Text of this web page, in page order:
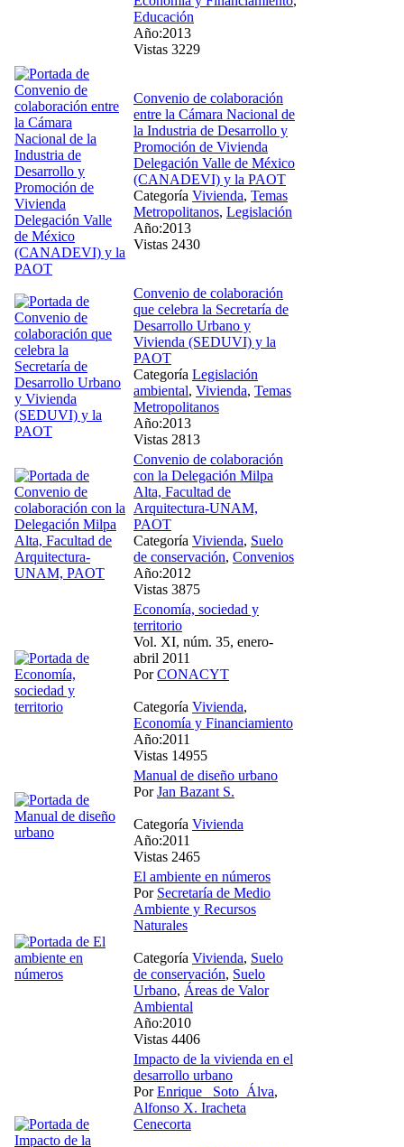
Educación
Año:2013
Vistas 3229
Convenio de colaboración
entre la Cámara Nacional de
la Industria de Desarrollo y
Promoción de Vivienda
Delegación Valle de México
(CANADEVI) y la PAOT
Categoría Vivienda, Temas
Metropolitanos, Legislación
Año:2013
Vistas 2430
Convenio de colaboración
que celebra la Secretaría de
Desarrollo Urbano y
Vivienda (SEDUVI) y la
PAOT
Categoría Legislación
ambiental, Vivienda, Temas
Metropolitanos
Año:2013
Vistas 2813
Convenio de colaboración
con la Delegación Milpa
Alta, Facultad de
Arquitectura-UNAM,
PAOT
Categoría Vivienda, Suelo
de conservación, Convenios
Año:2012
Vistas 3875
Economía, sociedad y
territorio
Vol. XI, núm. 35, enero-
abril 2011
PorCONACYT
Categoría Vivienda,
Economía y Financiamiento
Año:2011
Vistas 14955
Manual de diseño urbano
PorJan Bazant S.
Categoría Vivienda
Año:2011
Vistas 2465
El ambiente en números
Por Secretaría de Medio
Ambiente y Recursos
Naturales
Categoría Vivienda, Suelo
de conservación, Suelo
Urbano, Áreas de Valor
Ambiental
Año:2010
Vistas 4406
Impacto de la vivienda en el
desarrollo urbano
PorEnrique_ Soto_Álva,
Alfonso X. Iracheta
Cenecorta